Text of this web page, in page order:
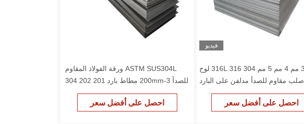
فيديو
2 مم 3 مم 4 مم 5 مم 304 316 316L لوح
صلب مقاوم للصدأ مدلفن على البارد
احصل على أفضل سعر
ASTM SUS304L ورقة الفولاذ المقاوم
للصدأ 3-200mm مطاط بارد 201 202 304
303 لوحة الزخرفية من الفولاذ المقاوم
احصل على أفضل سعر